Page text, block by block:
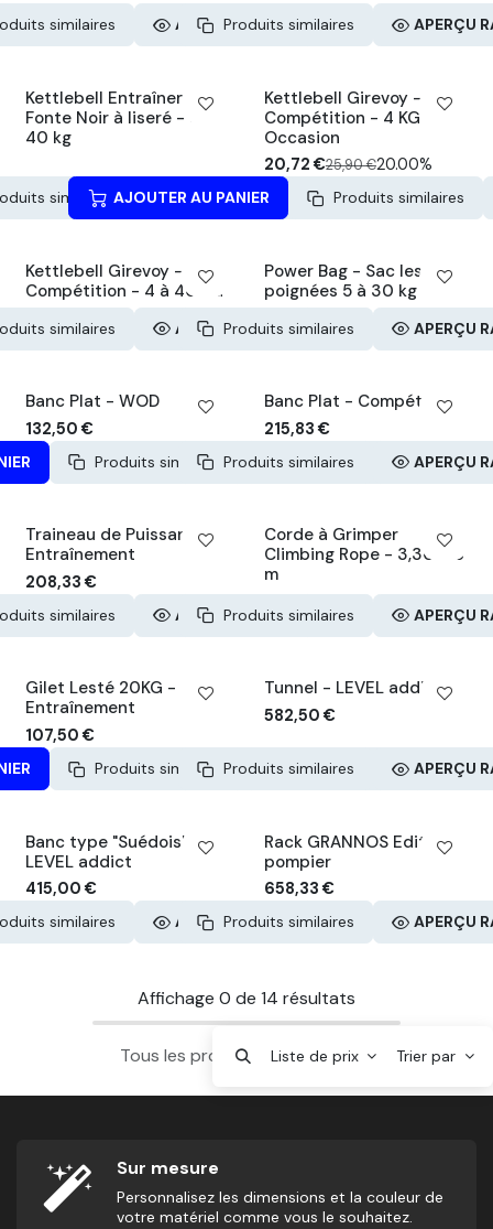
similaires APERÇU RAPIDE
Produits similaires APERÇU
Kettlebell Entraînement
Fonte Noir à liseré - 4 à
40 kg
similaires APERÇU RAPIDE
Occasion -20%
Kettlebell Girevoy -
Compétition - 4 KG
Occasion
20,72€25,90€20.00%
AJOUTER AU PANIER
Produits similaires
Kettlebell Girevoy -
Compétition - 4 à 40 KG
similaires APERÇU RAPIDE
Power Bag - Sac lesté à
poignées 5 à 30 kg
Produits similaires APERÇU
Banc Plat - WOD
132,50€
Produits similaires APERÇU RAPIDE
Banc Plat - Compétition
215,83€
Produits similaires
APERÇU
Traineau de Puissance -
Entraînement
208,33€
similaires
APERÇU RAPIDE
Corde à Grimper
Climbing Rope - 3,30 à 6
m
Produits similaires APERÇU
Gilet Lesté 20KG -
Entraînement
107,50€
Produits similaires APERÇU RAPIDE
Tunnel - LEVEL addict
582,50€
Produits similaires APERÇU
Banc type "Suédois" -
LEVEL addict
415,00€
similaires
APERÇU RAPIDE
Rack GRANNOS Edition
pompier
658,33€
Produits similaires
APERÇU
Affichage 0 de 14 résultats
Tous les produits sont chargés.
Liste de prix Trier par
Sur mesure
Personnalisez les dimensions et la couleur de
votre matériel comme vous le souhaitez.